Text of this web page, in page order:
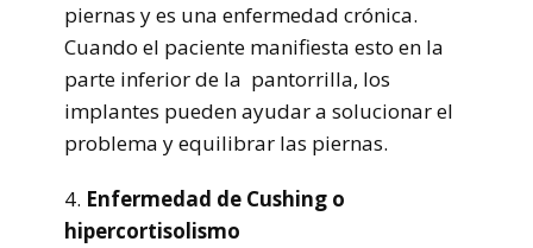
piernas y es una enfermedad crónica.
Cuando el paciente manifiesta esto en la
parte inferior de la pantorrilla, los
implantes pueden ayudar a solucionar el
problema y equilibrar las piernas.
4. Enfermedad de Cushing o
hipercortisolismo